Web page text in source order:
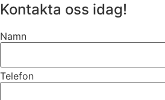
Kontakta oss idag!
Namn
Telefon